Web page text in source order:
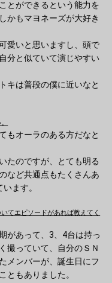
とができるという能力を
かもマヨネーズが大好き
愛いと思いますし、頭で
分と似ていて演じやすい
キは普段の僕に近いなと
もオーラのある方だなと
たのですが、とても明る
など共通点もたくさんあ
ます。
てエピソードがあれば教えてく
があって、3、4台は持っ
撮っていて、自分のＳＮ
メンバーが、誕生日にフ
ともありました。